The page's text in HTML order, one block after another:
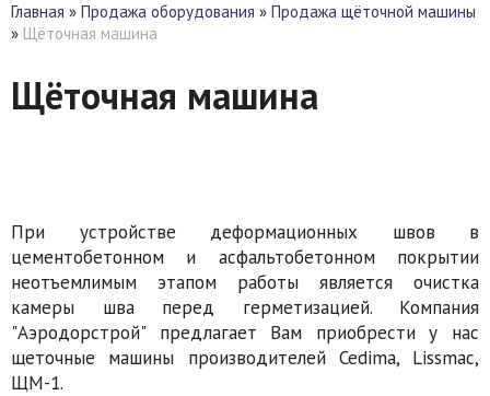
Главная » Продажа оборудования » Продажа щёточной машины
» Щёточная машина
Щёточная машина
При устройстве деформационных швов в
цементобетонном и асфальтобетонном покрытии
неотъемлимым этапом работы является очистка
камеры шва перед герметизацией. Компания
"Аэродорстрой" предлагает Вам приобрести у нас
щеточные машины производителей Cedima, Lissmac,
ЩМ-1.